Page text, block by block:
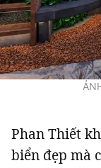
Phan Thiết
biển đẹp mà